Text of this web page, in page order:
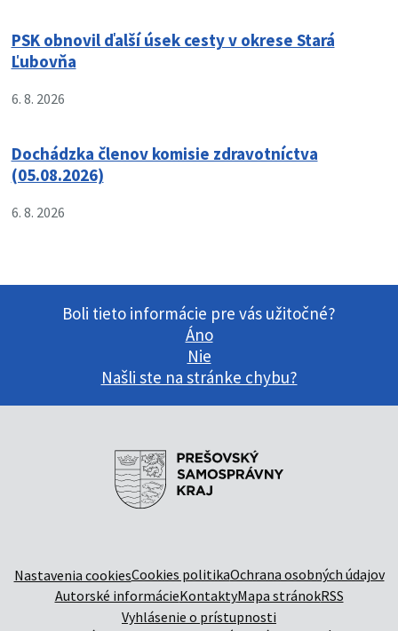
PSK obnovil ďalší úsek cesty v okrese Stará
Ľubovňa
6. 8. 2026
Dochádzka členov komisie zdravotníctva
(05.08.2026)
6. 8. 2026
Boli tieto informácie pre vás užitočné?
Áno
Nie
Našli ste na stránke chybu?
Nastavenia cookiesCookies politikaOchrana osobných údajov
Autorské informácieKontaktyMapa stránokRSS
Vyhlásenie o prístupnosti